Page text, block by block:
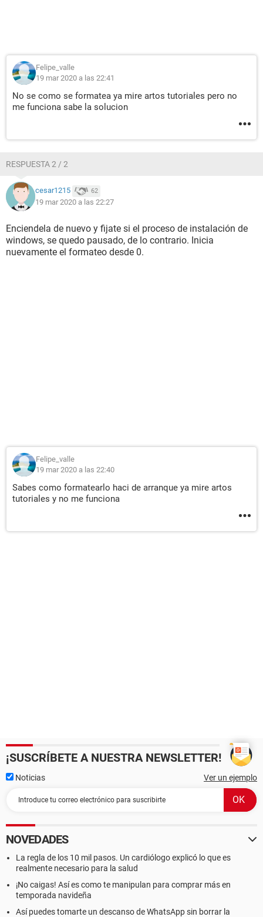
Felipe_valle
19 mar 2020 a las 22:41
No se como se formatea ya mire artos tutoriales pero no
me funciona sabe la solucion
RESPUESTA 2 / 2
cesar1215 62
19 mar 2020 a las 22:27
Enciendela de nuevo y fijate si el proceso de instalación de
windows, se quedo pausado, de lo contrario. Inicia
nuevamente el formateo desde 0.
Felipe_valle
19 mar 2020 a las 22:40
Sabes como formatearlo haci de arranque ya mire artos
tutoriales y no me funciona
¡SUSCRÍBETE A NUESTRA NEWSLETTER!
Noticias Ver un ejemplo
NOVEDADES
La regla de los 10 mil pasos. Un cardiólogo explicó lo que es
realmente necesario para la salud
¡No caigas! Así es como te manipulan para comprar más en
temporada navideña
Así puedes tomarte un descanso de WhatsApp sin borrar la